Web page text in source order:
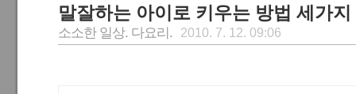
말잘하는 아이로 키우는 방법 세가지
소소한 일상. 다요리. 2010. 7. 12. 09:06